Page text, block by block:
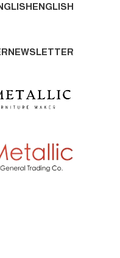
ENGLISH
NEWSLETTER